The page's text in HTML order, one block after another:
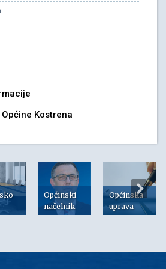
Kostrena
Općinski
načelnik
Općinska
uprava